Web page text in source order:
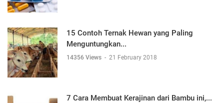
15 Contoh Ternak Hewan yang Paling
Menguntungkan...
14356 Views - 21 February 2018
7 Cara Membuat Kerajinan dari Bambu ini,...